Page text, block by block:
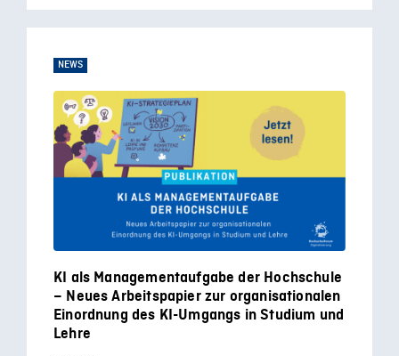
NEWS
KI als Managementaufgabe der Hochschule
– Neues Arbeitspapier zur organisationalen
Einordnung des KI-Umgangs in Studium und
Lehre